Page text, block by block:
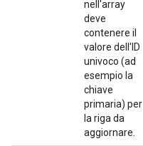
nell'array
deve
contenere il
valore dell'ID
univoco (ad
esempio la
chiave
primaria) per
la riga da
aggiornare.